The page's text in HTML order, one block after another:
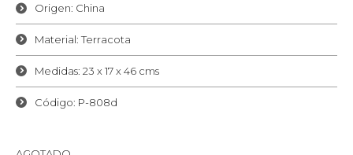
Origen: China
Material: Terracota
Medidas: 23 x 17 x 46 cms
Código: P-808d